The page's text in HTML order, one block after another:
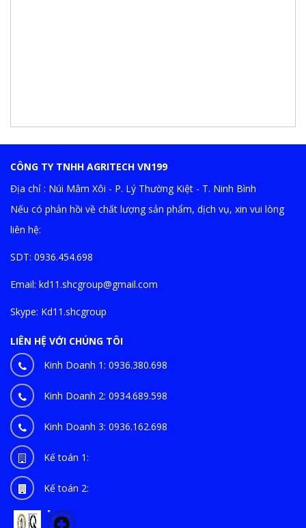
CÔNG TY TNHH AGRITECH VN199
Địa chỉ : Núi Mâm Xôi - P. Lý Thường Kiệt - T. Ninh Bình
Nếu có phản hồi về chất lượng sản phẩm, dịch vụ, xin vui lòng
liên hệ:
SDT: 0936.454.698
Email: kd11.shcgroup@gmail.com
Skype: Kd11.shcgroup
LIÊN HỆ VỚI CHÚNG TÔI
Kinh Doanh 1: 0936.380.698
Kinh Doanh 2: 0934.689.598
Kinh Doanh 3: 0936.162.698
Kế toán 1:
Kế toán 2: